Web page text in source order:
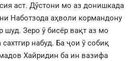
аст. Дӯстони мо аз донишкада
Наботзода аҳволи кормандону
шуд. Зеро ӯ бисёр вақт аз мо
набуд. Ба ҷои ӯ собиқ
Хайридин ба ин вазифа